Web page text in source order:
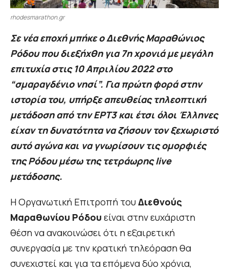
rhodesmarathon.gr
Σε νέα εποχή μπήκε ο Διεθνής Μαραθώνιος
Ρόδου που διεξήχθη για 7η χρονιά με μεγάλη
επιτυχία στις 10 Απριλίου 2022 στο
“σμαραγδένιο νησί”. Για πρώτη φορά στην
ιστορία του, υπήρξε απευθείας τηλεοπτική
μετάδοση από την ΕΡΤ3 και έτσι όλοι Έλληνες
είχαν τη δυνατότητα να ζήσουν τον ξεχωριστό
αυτό αγώνα και να γνωρίσουν τις ομορφιές
της Ρόδου μέσω της τετράωρης live
μετάδοσης.
Η Οργανωτική Επιτροπή τουΔιεθνούς
Μαραθωνίου Ρόδου είναι στην ευχάριστη
θέση να ανακοινώσει ότι η εξαιρετική
συνεργασία με την κρατική τηλεόραση θα
συνεχιστεί και για τα επόμενα δύο χρόνια,